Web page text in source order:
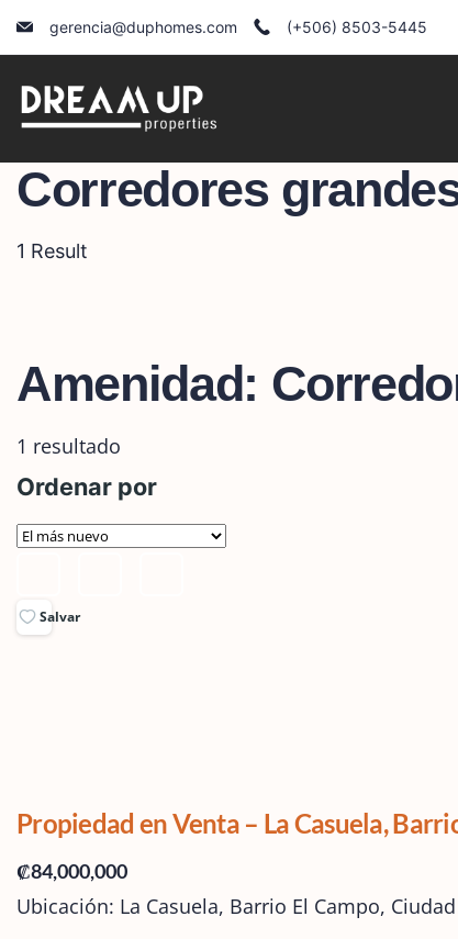
Skip
to
content
gerencia@duphomes.com (+506) 8503-5445
Corredores
1 Result
Amenidad:
1 resultado
Ordenar por
Salvar
Propiedad en Venta – La Casuela,
₡84,000,000
Ubicación: La Casuela, Barrio El Campo,